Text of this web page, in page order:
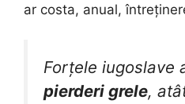
ar costa, anual,
Forțele iugoslave
pierderi grele,